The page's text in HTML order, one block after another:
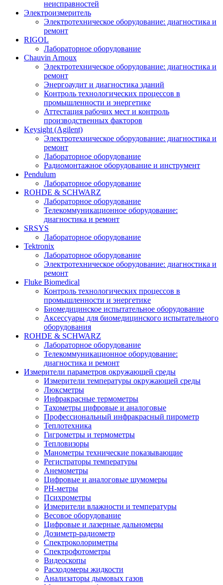
неисправностей
Электроизмеритель
Электротехническое оборудование: диагностика и
ремонт
RIGOL
Лабораторное оборудование
Chauvin Arnoux
Электротехническое оборудование: диагностика и
ремонт
Энергоаудит и диагностика зданий
Контроль технологических процессов в
промышленности и энергетике
Аттестация рабочих мест и контроль
производственных факторов
Keysight (Agilent)
Электротехническое оборудование: диагностика и
ремонт
Лабораторное оборудование
Радиомонтажное оборудование и инструмент
Pendulum
Лабораторное оборудование
ROHDE & SCHWARZ
Лабораторное оборудование
Телекоммуникационное оборудование:
диагностика и ремонт
SRSYS
Лабораторное оборудование
Tektronix
Лабораторное оборудование
Электротехническое оборудование: диагностика и
ремонт
Fluke Biomedical
Контроль технологических процессов в
промышленности и энергетике
Биомедицинское испытательное оборудование
Аксессуары для биомедицинского испытательного
оборудования
ROHDE & SCHWARZ
Лабораторное оборудование
Телекоммуникационное оборудование:
диагностика и ремонт
Измерители параметров окружающей среды
Измерители температуры окружающей среды
Люксметры
Инфракрасные термометры
Тахометры цифровые и аналоговые
Профессиональный инфракрасный пирометр
Теплотехника
Гигрометры и термометры
Тепловизоры
Манометры технические показывающие
Регистраторы температуры
Анемометры
Цифровые и аналоговые шумомеры
PH-метры
Психрометры
Измерители влажности и температуры
Весовое оборудование
Цифровые и лазерные дальномеры
Дозиметр-радиометр
Спектроколориметры
Спектрофотометры
Видеоскопы
Расходомеры жидкости
Анализаторы дымовых газов